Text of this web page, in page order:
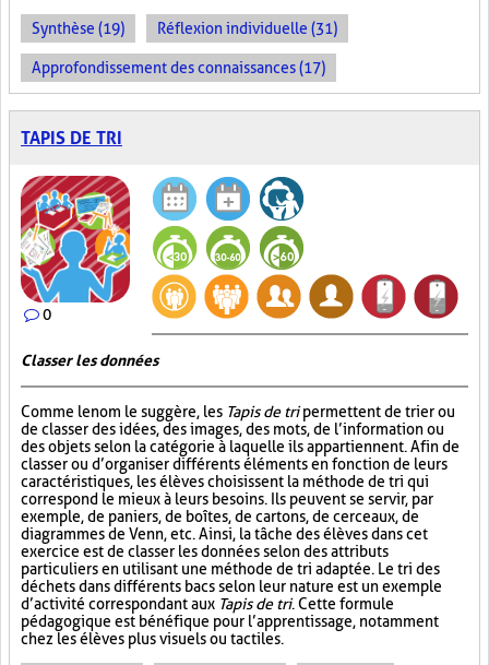
Synthèse (19) Réflexion individuelle (31)
Approfondissement des connaissances (17)
TAPIS DE TRI
0
Classer les données
Comme le nom le suggère, les Tapis de tripermettent de trier ou
de classer des idées, des images, des mots, de l’information ou
des objets selon la catégorie à laquelle ils appartiennent. Afin de
classer ou d’organiser différents éléments en fonction de leurs
caractéristiques, les élèves choisissent la méthode de tri qui
correspond le mieux à leurs besoins. Ils peuvent se servir, par
exemple, de paniers, de boîtes, de cartons, de cerceaux, de
diagrammes de Venn, etc. Ainsi, la tâche des élèves dans cet
exercice est de classer les données selon des attributs
particuliers en utilisant une méthode de tri adaptée. Le tri des
déchets dans différents bacs selon leur nature est un exemple
d’activité correspondant aux Tapis de tri. Cette formule
pédagogique est bénéfique pour l’apprentissage, notamment
chez les élèves plus visuels ou tactiles.